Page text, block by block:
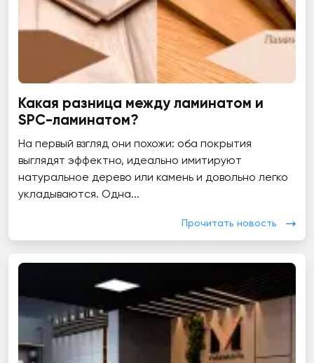
Какая разница между ламинатом и
SPC-ламинатом?
На первый взгляд они похожи: оба покрытия
выглядят эффектно, идеально имитируют
натуральное дерево или камень и довольно легко
укладываются. Одна...
Прочитать новость